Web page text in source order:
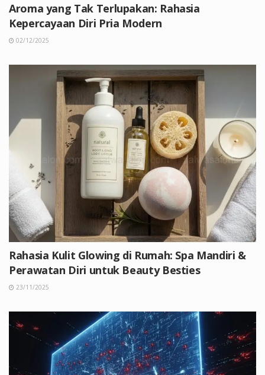
Aroma yang Tak Terlupakan: Rahasia
Kepercayaan Diri Pria Modern
02/12/2025
Rahasia Kulit Glowing di Rumah: Spa Mandiri &
Perawatan Diri untuk Beauty Besties
23/11/2025